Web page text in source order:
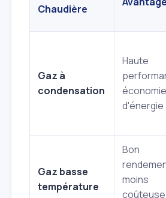
Chaudière
Gaz à
condensation
Haute
d'énergie
Gaz basse
température
Bon
moins
coûteuse